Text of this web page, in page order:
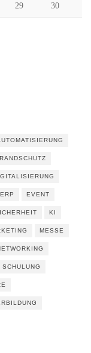
29 30
ERP EVENT
KI
MESSE
SCHULUNG